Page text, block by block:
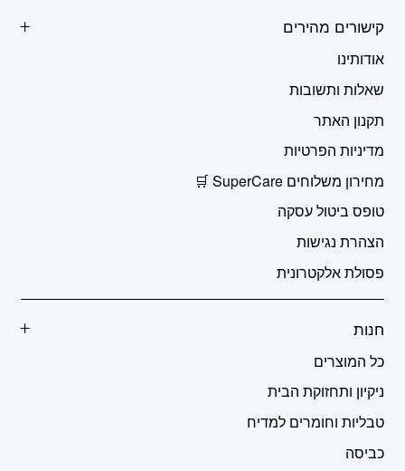
קישורים מהירים
אודותינו
שאלות ותשובות
תקנון האתר
מדיניות הפרטיות
מחירון משלוחים SuperCare 🛒
טופס ביטול עסקה
הצהרת נגישות
פסולת אלקטרונית
חנות
כל המוצרים
ניקיון ותחזוקת הבית
טבליות וחומרים למדיח
כביסה